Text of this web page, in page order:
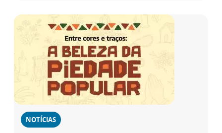
NOTÍCIAS